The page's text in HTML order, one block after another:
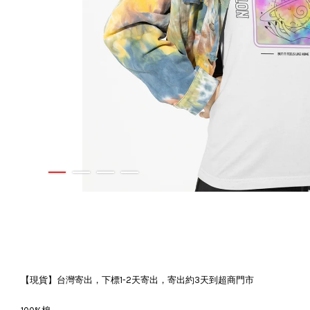
【現貨】台灣寄出，下標1-2天寄出，寄出約3天到超商門市